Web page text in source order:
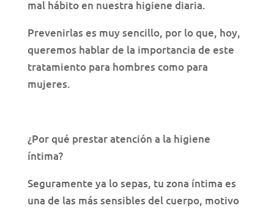
mal hábito en nuestra higiene diaria.
Prevenirlas es muy sencillo, por lo que, hoy,
queremos hablar de la importancia de este
tratamiento para hombres como para
mujeres.
¿Por qué prestar atención a la higiene
íntima?
Seguramente ya lo sepas, tu zona íntima es
una de las más sensibles del cuerpo, motivo